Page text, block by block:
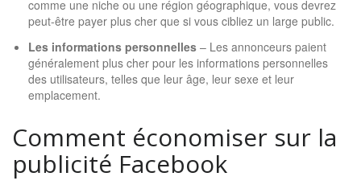
comme une niche ou une région géographique, vous devrez
peut-être payer plus cher que si vous cibliez un large public.
Les informations personnelles – Les annonceurs paient
généralement plus cher pour les informations personnelles
des utilisateurs, telles que leur âge, leur sexe et leur
emplacement.
Comment économiser sur la
publicité Facebook